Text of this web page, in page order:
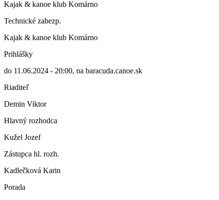
Kajak & kanoe klub Komárno
Technické zabezp.
Kajak & kanoe klub Komárno
Prihlášky
do 11.06.2024 - 20:00, na baracuda.canoe.sk
Riaditeľ
Demin Viktor
Hlavný rozhodca
Kužel Jozef
Zástupca hl. rozh.
Kadlečková Karin
Porada